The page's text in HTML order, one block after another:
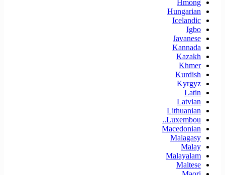
Hmong
Hungarian
Icelandic
Igbo
Javanese
Kannada
Kazakh
Khmer
Kurdish
Kyrgyz
Latin
Latvian
Lithuanian
Luxembou..
Macedonian
Malagasy
Malay
Malayalam
Maltese